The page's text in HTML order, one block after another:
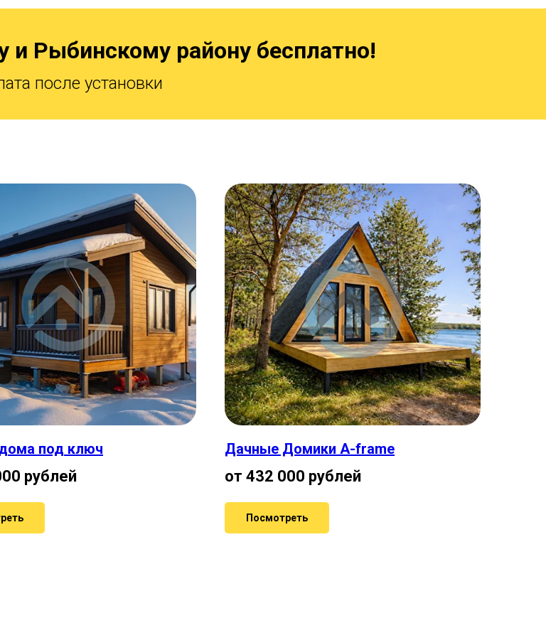
и Рыбинскому району бесплатно!
после установки
под ключ
рублей
Дачные Домики A-frame
от 432 000 рублей
Посмотреть